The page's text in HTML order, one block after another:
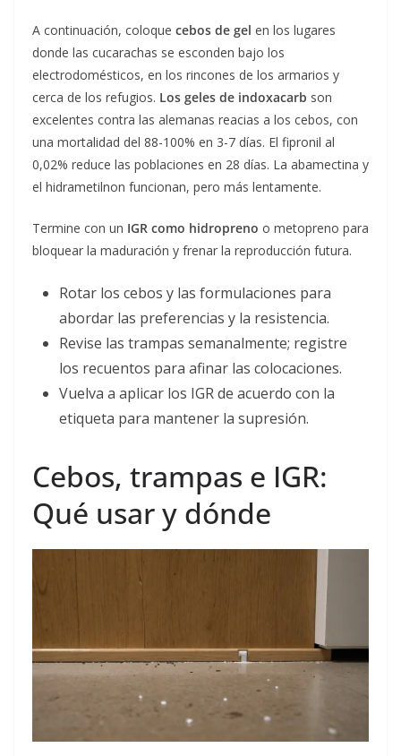
A continuación, coloque cebos de gel en los lugares
donde las cucarachas se esconden bajo los
electrodomésticos, en los rincones de los armarios y
cerca de los refugios. Los geles de indoxacarb son
excelentes contra las alemanas reacias a los cebos, con
una mortalidad del 88-100% en 3-7 días. El fipronil al
0,02% reduce las poblaciones en 28 días. La abamectina y
el hidrametilnon funcionan, pero más lentamente.
Termine con un IGR como hidropreno o metopreno para
bloquear la maduración y frenar la reproducción futura.
Rotar los cebos y las formulaciones para
abordar las preferencias y la resistencia.
Revise las trampas semanalmente; registre
los recuentos para afinar las colocaciones.
Vuelva a aplicar los IGR de acuerdo con la
etiqueta para mantener la supresión.
Cebos, trampas e IGR:
Qué usar y dónde